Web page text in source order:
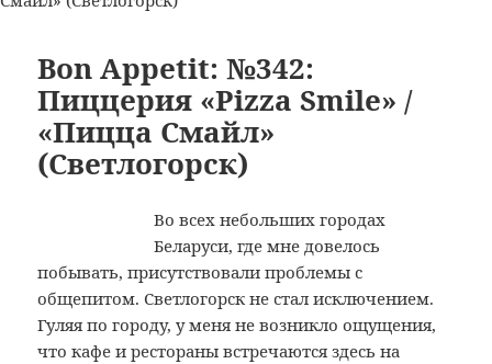
пр-
Дзержинского,
126
(Минск)
Кафе
«TokiNY»
т
(Минск)
Bon Appetit: №342:
Пиццерия «Pizza Smile» /
«Пицца Смайл»
(Светлогорск)
Во всех небольших городах
Беларуси, где мне довелось
побывать, присутствовали проблемы с
общепитом. Светлогорск не стал исключением.
Гуляя по городу, у меня не возникло ощущения,
что кафе и рестораны встречаются здесь на